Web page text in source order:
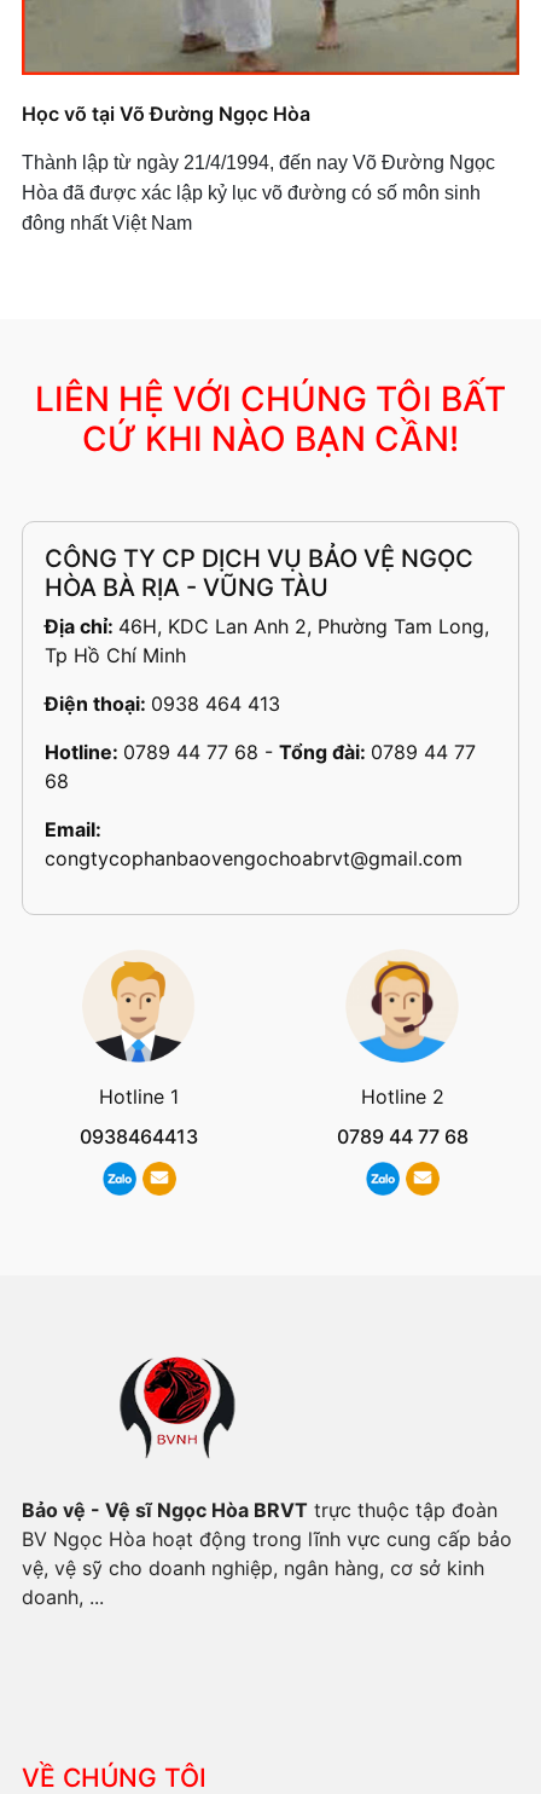
Học võ tại Võ Đường Ngọc Hòa
Thành lập từ ngày 21/4/1994, đến nay Võ Đường Ngọc
Hòa đã được xác lập kỷ lục võ đường có số môn sinh
đông nhất Việt Nam
LIÊN HỆ VỚI CHÚNG TÔI BẤT
CỨ KHI NÀO BẠN CẦN!
CÔNG TY CP DỊCH VỤ BẢO VỆ NGỌC
HÒA BÀ RỊA - VŨNG TÀU
Địa chỉ: 46H, KDC Lan Anh 2, Phường Tam Long,
Tp Hồ Chí Minh
Điện thoại: 0938 464 413
Hotline: 0789 44 77 68 - Tổng đài: 0789 44 77
68
Email:
congtycophanbaovengochoabrvt@gmail.com
Hotline 1
0938464413
Hotline 2
0789 44 77 68
Bảo vệ - Vệ sĩ Ngọc Hòa BRVT trực thuộc tập đoàn
BV Ngọc Hòa hoạt động trong lĩnh vực cung cấp bảo
vệ, vệ sỹ cho doanh nghiệp, ngân hàng, cơ sở kinh
doanh, ...
VỀ CHÚNG TÔI